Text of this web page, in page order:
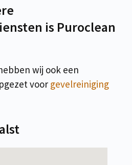
is Puroclean
wij ook een
voor gevelreiniging